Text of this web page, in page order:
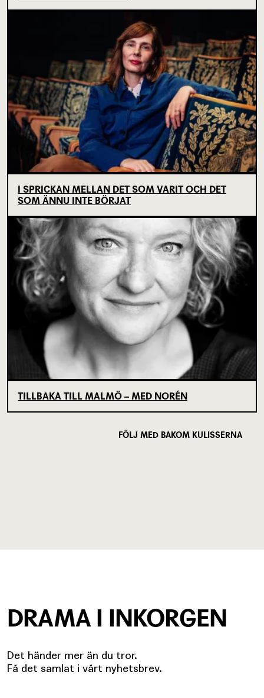
I SPRICKAN MELLAN DET SOM VARIT OCH DET
SOM ÄNNU INTE BÖRJAT
TILLBAKA TILL MALMÖ – MED NORÉN
FÖLJ MED BAKOM KULISSERNA
DRAMA I INKORGEN
Det händer mer än du tror.
Få det samlat i vårt nyhetsbrev.